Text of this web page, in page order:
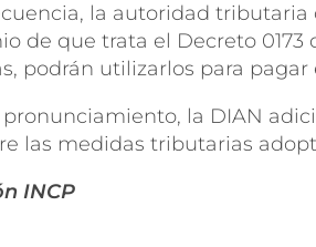
la autoridad
de que trata el Decreto 0173
podrán utilizarlos para pagar
pronunciamiento, la DIAN
las medidas tributarias
INCP